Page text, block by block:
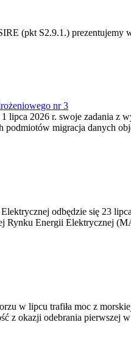
(pkt S2.9.1.)
nr 3
2026 r. swoje zadania z
migracja danych
odbędzie się 23
Energii Elektrycznej
w lipcu trafiła moc z
z okazji odebrania